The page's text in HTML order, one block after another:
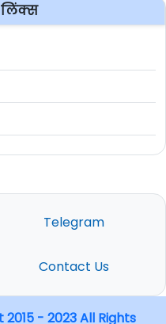
लिंक्स
Telegram
Contact Us
- 2023 All Rights